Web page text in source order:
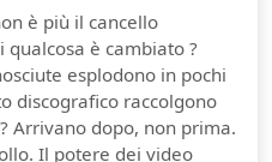
è più il cancello
è cambiato ?
esplodono in pochi
discografico raccolgono
Arrivano dopo, non prima.
Il potere dei video